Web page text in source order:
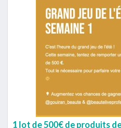
1 lot de 500€ de produits